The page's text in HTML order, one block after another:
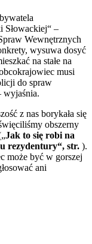
Słowackiej“ –
Wewnętrznych
wysuwa dosyć
na stałe na
musi
do spraw
wyjaśnia.
z nas borykała się
obszerny
Jak to się robi na
rezydentury“, str. ).
może być w gorszej
ani